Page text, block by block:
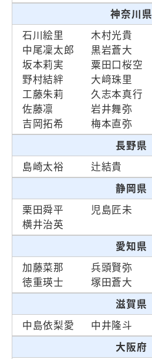
神奈川県
石川絵里
木村光貴
中尾凜太郎
黒岩蒼大
坂本莉実
粟田口桜空
野村結絆
大﨑珠里
工藤朱莉
久志本真行
佐藤凛
岩井舞弥
吉岡拓希
梅本直弥
長野県
島崎太裕
辻結貴
静岡県
栗田舜平
児島匠未
横井治英
愛知県
加藤菜那
兵頭賢弥
徳重瑛士
塚田蒼大
滋賀県
中島依梨愛
中井隆斗
大阪府